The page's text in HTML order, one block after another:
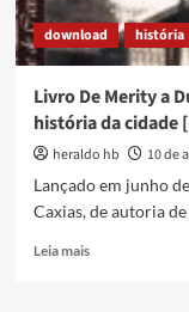
download história
Livro De Merity a
história da cidade
heraldo hb 10 de
Lançado em junho
Caxias, de autoria
Leia maisRead